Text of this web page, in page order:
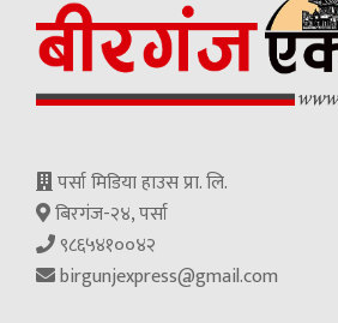
पर्सा मिडिया हाउस प्रा. लि.
बिरगंज-२४, पर्सा
९८६५४१००४२
birgunjexpress@gmail.com